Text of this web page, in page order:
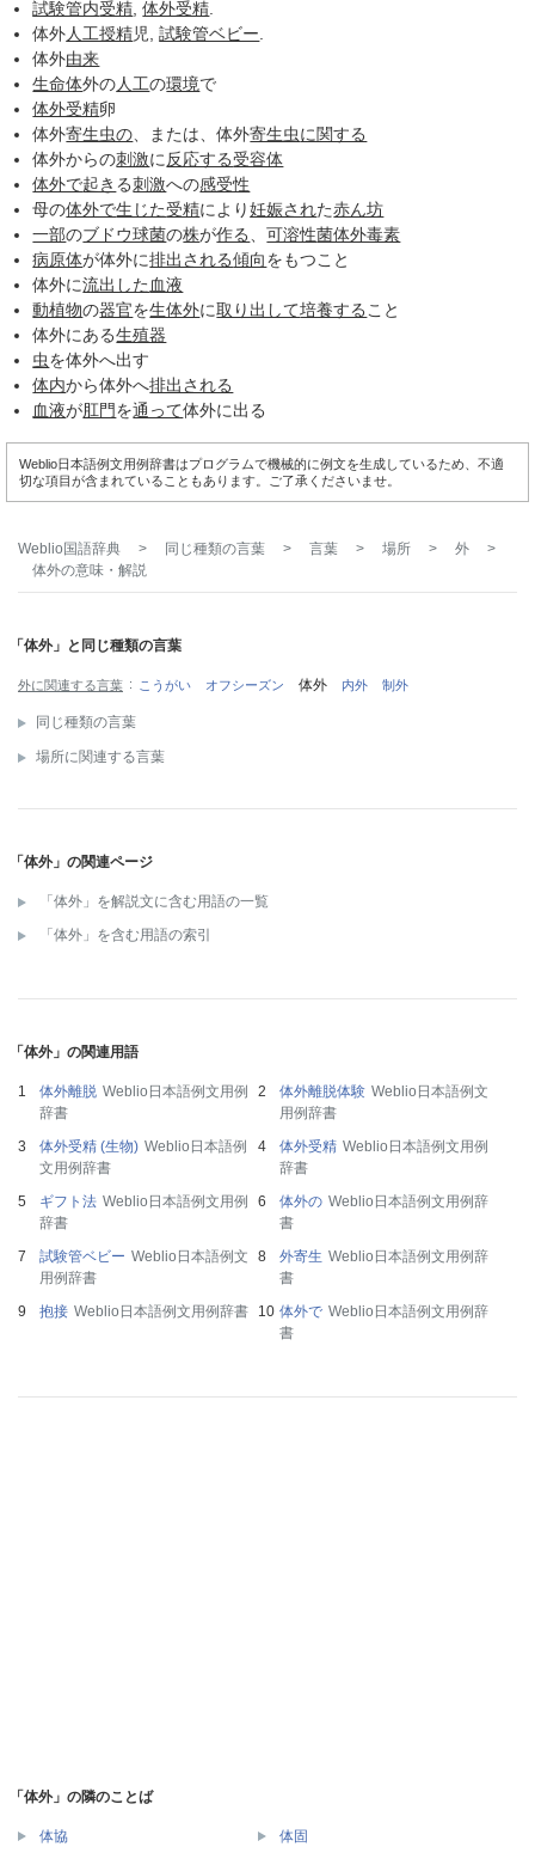
試験管内受精 ,体外受精
体外人工授精児,試験管ベビー
体外由来
生命体外の人工の環境で
体外受精卵
体外寄生虫の 、または、体外寄生虫に関する
体外からの刺激に 反応する受容体
体外で起き る刺激への感受性
母の体外で生じた受精により妊娠された赤ん坊
一部のブドウ球菌の株が作る 、可溶性菌体外毒素
病原体が体外に排出される傾向をもつこと
体外に流出した 血液
動植物の器官を生体外に取り出して培養する こと
体外にある生殖器
虫を体外へ出す
体内から体外へ排出される
血液が肛門を通って体外に出る
Weblio日本語例文用例辞書はプログラムで機械的に例文を生成しているため、不適
切な項目が含まれていることもあります。ご了承くださいませ。
Weblio国語辞典 > 同じ種類の言葉 > 言葉 > 場所 > 外
>
体外の意味・解説
「体外」と同じ種類の言葉
外に関連する言葉 こうがい オフシーズン 体外 内外 制外
同じ種類の言葉
場所に関連する言葉
「体外」の関連ページ
「体外」を解説文に含む用語の一覧
「体外」を含む用語の索引
「体外」の関連用語
体外離脱 Weblio日本語例文用例
辞書
体外離脱体験 Weblio日本語例文
用例辞書
体外受精 (生物) Weblio日本語例
文用例辞書
体外受精 Weblio日本語例文用例
辞書
ギフト法 Weblio日本語例文用例
辞書
体外の Weblio日本語例文用例辞
書
試験管ベビー Weblio日本語例文
用例辞書
外寄生 Weblio日本語例文用例辞
書
抱接 Weblio日本語例文用例辞書 体外で Weblio日本語例文用例辞
書
「体外」の隣のことば
体協 体固